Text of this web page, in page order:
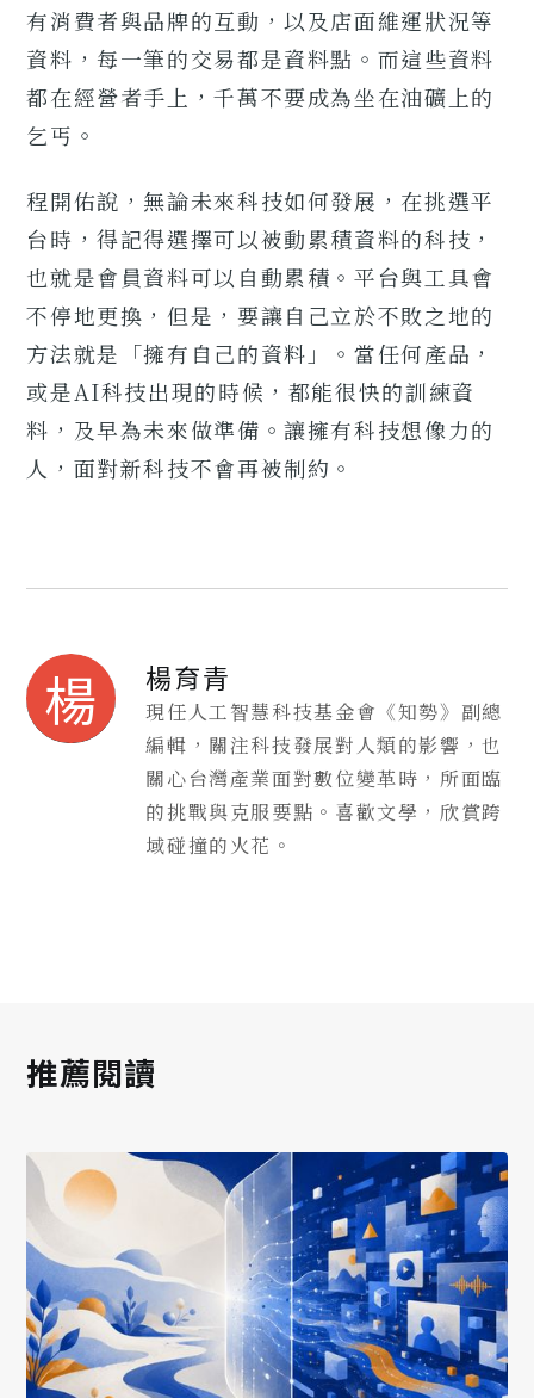
有消費者與品牌的互動，以及店面維運狀況等
資料，每一筆的交易都是資料點。而這些資料
都在經營者手上，千萬不要成為坐在油礦上的
乞丐。
程開佑說，無論未來科技如何發展，在挑選平
台時，得記得選擇可以被動累積資料的科技，
也就是會員資料可以自動累積。平台與工具會
不停地更換，但是，要讓自己立於不敗之地的
方法就是「擁有自己的資料」。當任何產品，
或是AI科技出現的時候，都能很快的訓練資
料，及早為未來做準備。讓擁有科技想像力的
人，面對新科技不會再被制約。
楊 楊育青
現任人工智慧科技基金會《知勢》副總
編輯，關注科技發展對人類的影響，也
關心台灣產業面對數位變革時，所面臨
的挑戰與克服要點。喜歡文學，欣賞跨
域碰撞的火花。
推薦閱讀